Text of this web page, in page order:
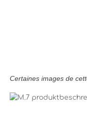
Certaines images de
Bildergalerie